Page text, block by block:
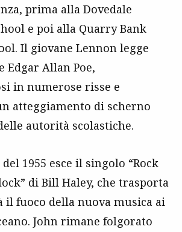
prima alla Dovedale
e poi alla Quarry Bank
Il giovane Lennon legge
Edgar Allan Poe,
in numerose risse e
atteggiamento di scherno
autorità scolastiche.
1955 esce il singolo “Rock
di Bill Haley, che trasporta
il fuoco della nuova musica ai
John rimane folgorato